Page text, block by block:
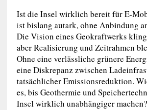
Ist die Insel wirklich bereit für E-
ist bislang autark, ohne Anbindung
Die Vision eines Geokraftwerks
aber Realisierung und Zeitrahmen
Ohne eine verlässliche grünere
eine Diskrepanz zwischen
tatsächlicher Emissionsreduktion.
es, bis Geothermie und
Insel wirklich unabhängiger machen?